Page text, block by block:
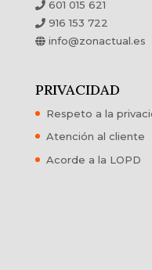
601 015 621
916 153 722
info@zonactual.es
PRIVACIDAD
Respeto a la
Atención al cliente
Acorde a la LOPD